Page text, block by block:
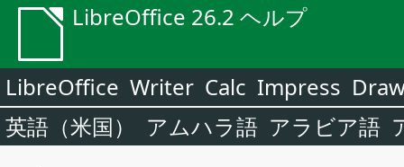
LibreOffice 26.2 ヘルプ
LibreOffice Writer Calc Impress
英語（米国）
アムハラ語 アラビア語